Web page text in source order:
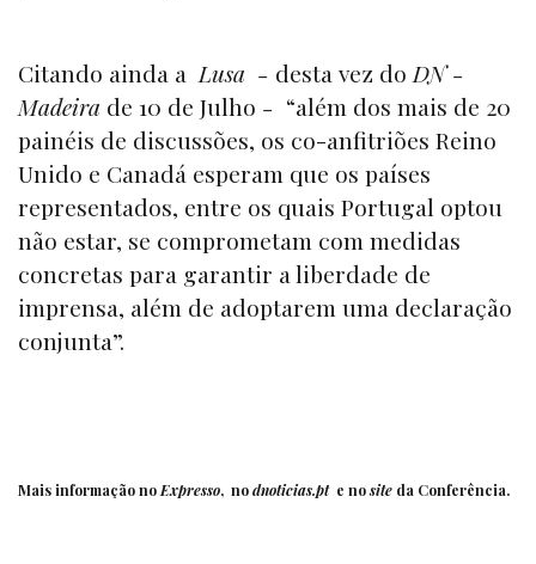
Citando ainda a Lusa - desta vez do DN -
Madeira de 10 de Julho - “além dos mais de 20
painéis de discussões, os co-anfitriões Reino
Unido e Canadá esperam que os países
representados, entre os quais Portugal optou
não estar, se comprometam com medidas
concretas para garantir a liberdade de
imprensa, além de adoptarem uma declaração
conjunta”.
Mais informação noExpresso, nodnoticias.pte nosite da Conferência.